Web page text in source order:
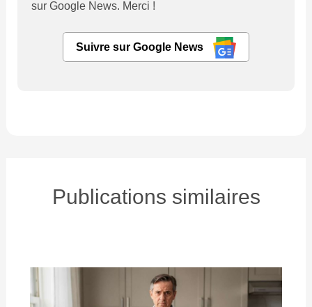
sur Google News. Merci !
Suivre sur Google News
Publications similaires